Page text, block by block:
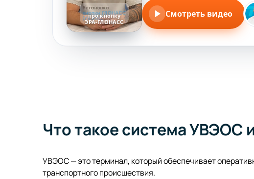
про кнопку
ЭРА-ГЛОНАСС
Смотреть видео
Что такое система УВЭОС
УВЭОС — это терминал, который обеспечивает
транспортного происшествия.